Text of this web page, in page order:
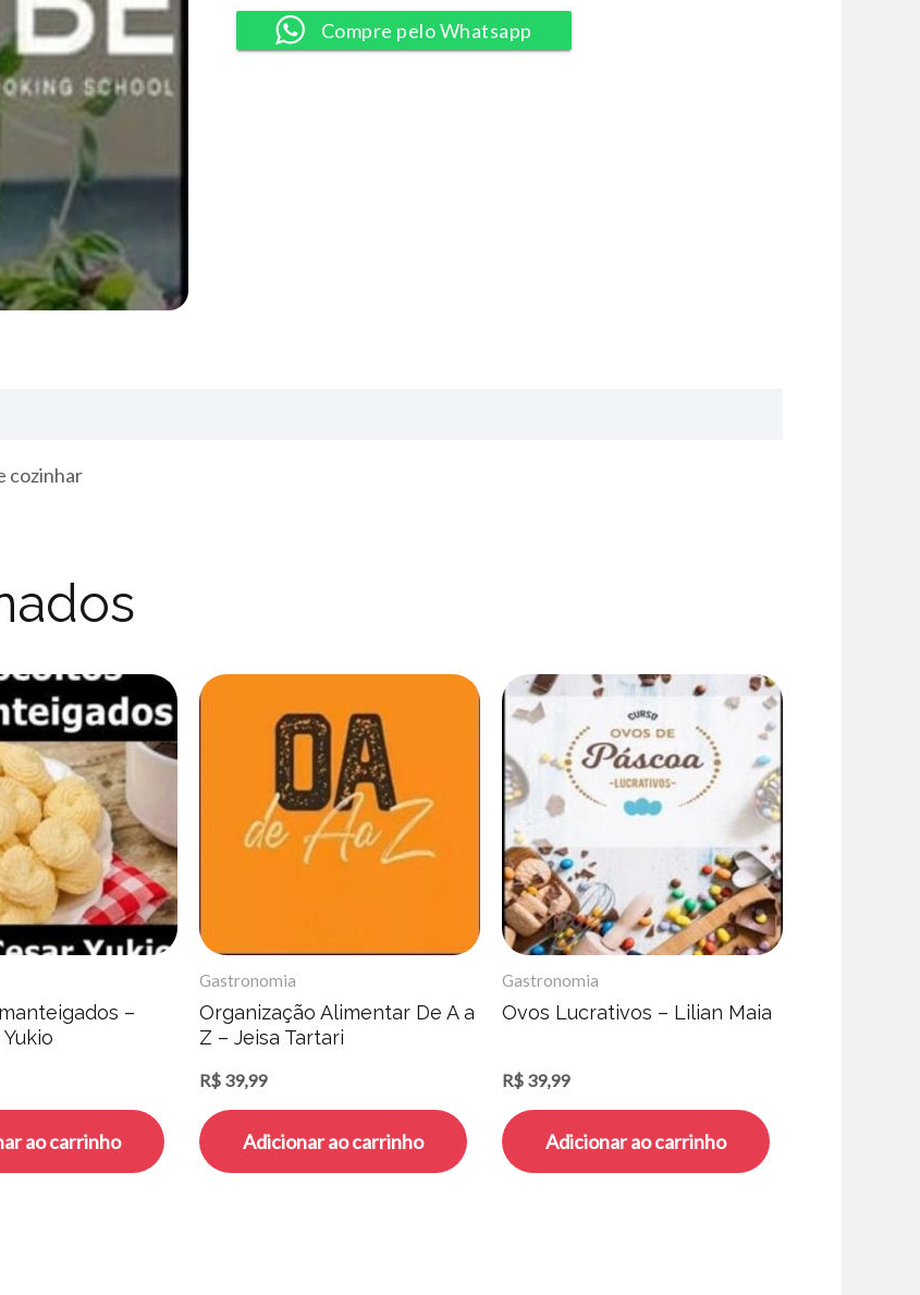
quantidade
Compre pelo Whatsapp
cozinhar
–
ao carrinho
Gastronomia
Organização Alimentar De A a
Z – Jeisa Tartari
R$ 39,99
Adicionar ao carrinho
Gastronomia
Ovos Lucrativos – Lilian Maia
R$ 39,99
Adicionar ao carrinho